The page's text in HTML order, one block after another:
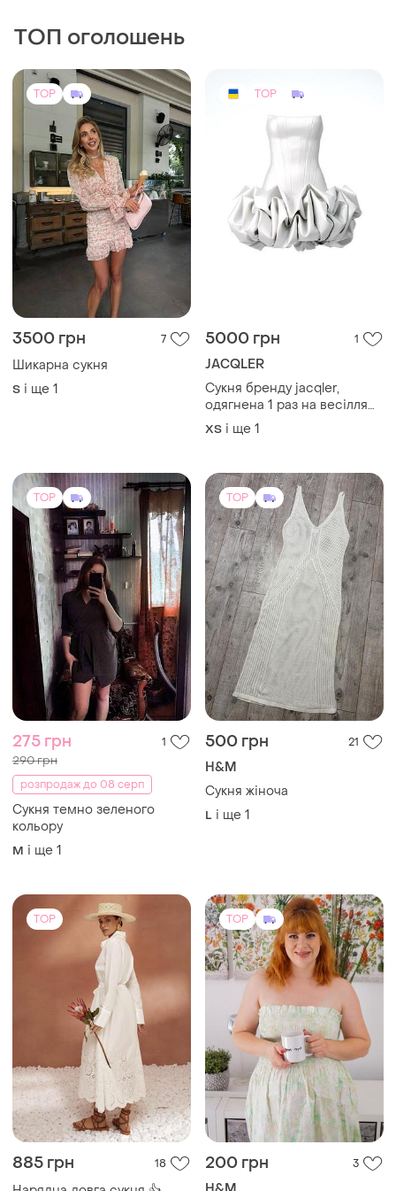
ТОП оголошень
TOP
3500 грн 7
Шикарна сукня
S і ще 1
TOP
5000 грн 1
JACQLER
Сукня бренду jacqler,
одягнена 1 раз на весілля
як друга сукня, проведена
повна хімчистка. розмір s
ХS і ще 1
TOP
275 грн 1
290 грн
розпродаж до 08 серп
Сукня темно зеленого
кольору
M і ще 1
TOP
500 грн 21
H&M
Сукня жіноча
L і ще 1
TOP
885 грн 18
TOP
200 грн 3